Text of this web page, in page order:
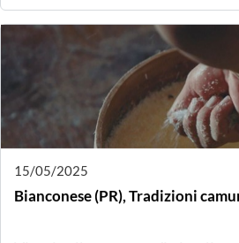
Degustazione formaggi ticinesi,
Formaggio.